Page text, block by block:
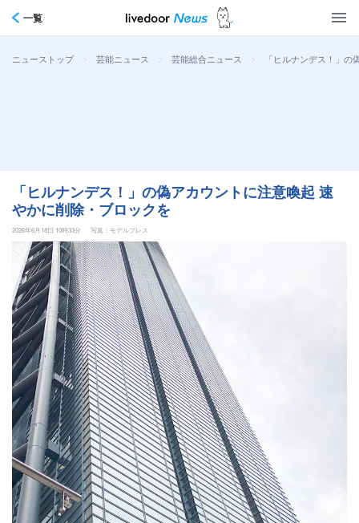
一覧
ニューストップ > 芸能ニュース > 芸能総合ニュース > 「ヒルナンデス！」
「ヒルナンデス！」の偽アカウントに注意喚起 速
やかに削除・ブロックを
2026年6月18日 10時33分 写真：モデルプレス